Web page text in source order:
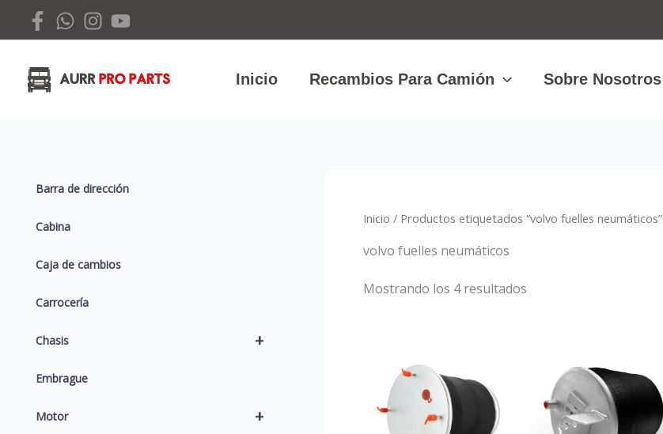
Inicio Recambios Para Camión Sobre Nosotros
Barra de dirección
Cabina
Caja de cambios
Carrocería
+
Chasis
Embrague
+
Motor
Inicio / Productos etiquetados “volvo fuelles neumáticos”
volvo fuelles neumáticos
Mostrando los 4 resultados
últimos